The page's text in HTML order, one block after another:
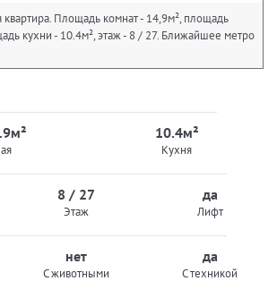
квартира. Площадь комнат - 14,9м², площадь
кухни - 10.4м², этаж - 8 / 27. Ближайшее метро
10.4м²
Кухня
8 / 27
Этаж
да
Лифт
нет
С животными
да
С техникой